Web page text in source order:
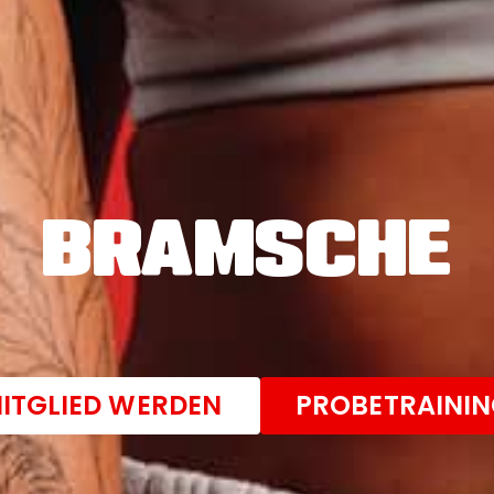
BRAMSCHE
WERDEN